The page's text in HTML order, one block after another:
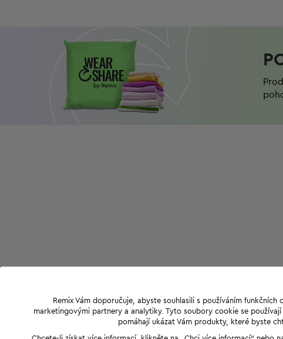
Remix Vám doporučuje, abyste souhlasili s používáním
marketingovými partnery a analytiky. Tyto soubory cookie se
pomáhají ukázat Vám produkty, které byste